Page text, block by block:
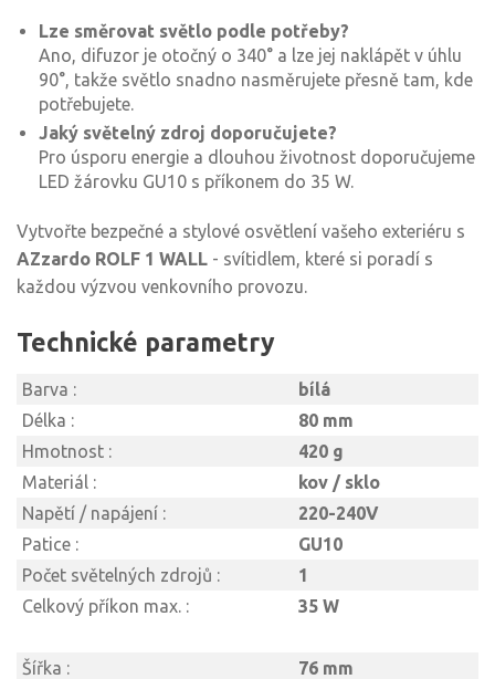
Lze směrovat světlo podle potřeby?
Ano, difuzor je otočný o 340° a lze jej naklápět v úhlu
90°, takže světlo snadno nasměrujete přesně tam, kde
potřebujete.
Jaký světelný zdroj doporučujete?
Pro úsporu energie a dlouhou životnost doporučujeme
LED žárovku GU10 s příkonem do 35 W.
Vytvořte bezpečné a stylové osvětlení vašeho exteriéru s
AZzardo ROLF 1 WALL - svítidlem, které si poradí s
každou výzvou venkovního provozu.
Technické parametry
Barva :
bílá
Délka :
80 mm
Hmotnost :
420 g
Materiál :
kov / sklo
Napětí / napájení :
220-240V
Patice :
GU10
Počet světelných zdrojů :
1
Celkový příkon max. :
35 W
Šířka :
76 mm